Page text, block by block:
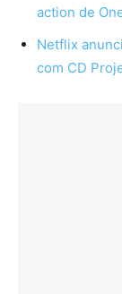
action de
Netflix
com CD